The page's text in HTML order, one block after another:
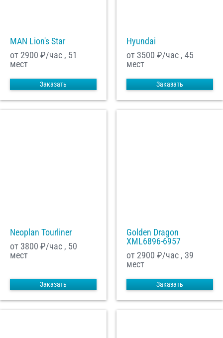
MAN Lion's Star
от 2900 ₽/час , 51
мест
Заказать
Hyundai
от 3500 ₽/час , 45
мест
Заказать
Neoplan Tourliner
от 3800 ₽/час , 50
мест
Заказать
Golden Dragon
XML6896-6957
от 2900 ₽/час , 39
мест
Заказать